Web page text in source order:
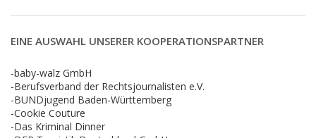
EINE AUSWAHL UNSERER KOOPERATIONSPARTNER
-baby-walz GmbH
-Berufsverband der Rechtsjournalisten e.V.
-BUNDjugend Baden-Württemberg
-Cookie Couture
-Das Kriminal Dinner